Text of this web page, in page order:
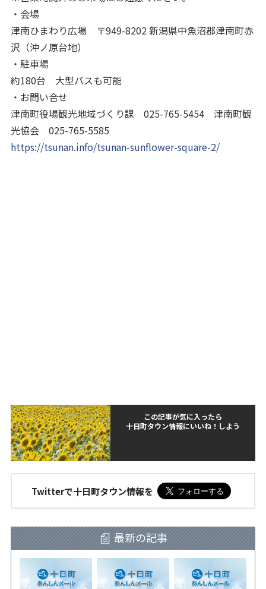
・会場
津南ひまわり広場 〒949-8202 新潟県中魚沼郡津南町赤
沢（沖ノ原台地）
・駐車場
約180台 大型バスも可能
・お問い合せ
津南町役場観光地域づくり課 025-765-5454 津南町観
光協会 025-765-5585
https://tsunan.info/tsunan-sunflower-square-2/
この記事が気に入ったら
十日町タウン情報にいいね！しよう
Twitterで十日町タウン情報を
最新の記事